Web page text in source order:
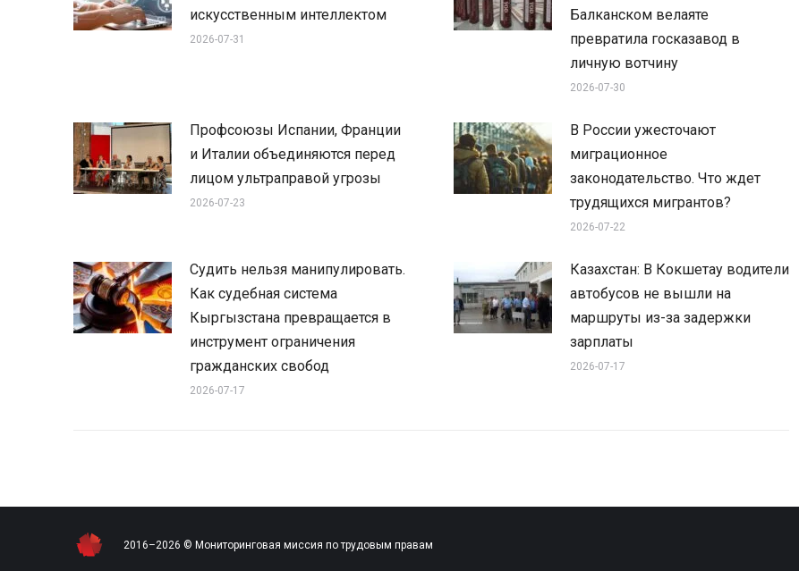
искусственным интеллектом
2026-07-31
Балканском велаяте
превратила госказавод в
личную вотчину
2026-07-30
Профсоюзы Испании, Франции
и Италии объединяются перед
лицом ультраправой угрозы
2026-07-23
В России ужесточают
миграционное
законодательство. Что ждет
трудящихся мигрантов?
2026-07-22
Судить нельзя манипулировать.
Как судебная система
Кыргызстана превращается в
инструмент ограничения
гражданских свобод
2026-07-17
Казахстан: В Кокшетау водители
автобусов не вышли на
маршруты из-за задержки
зарплаты
2026-07-17
2016–2026 © Мониторинговая миссия по трудовым правам